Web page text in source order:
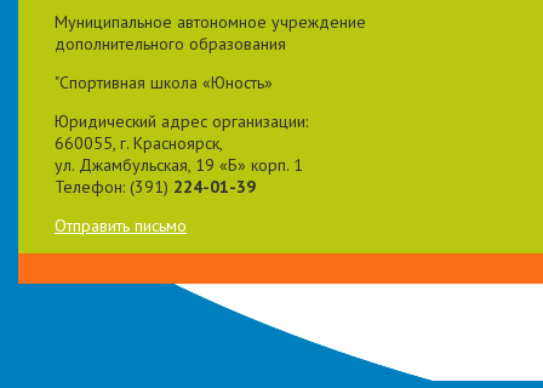
Муниципальное автономное учреждение
дополнительного образования
"Спортивная школа «Юность»
Юридический адрес организации:
660055, г. Красноярск,
ул. Джамбульская, 19 «Б» корп. 1
Телефон: (391) 224-01-39
Отправить письмо